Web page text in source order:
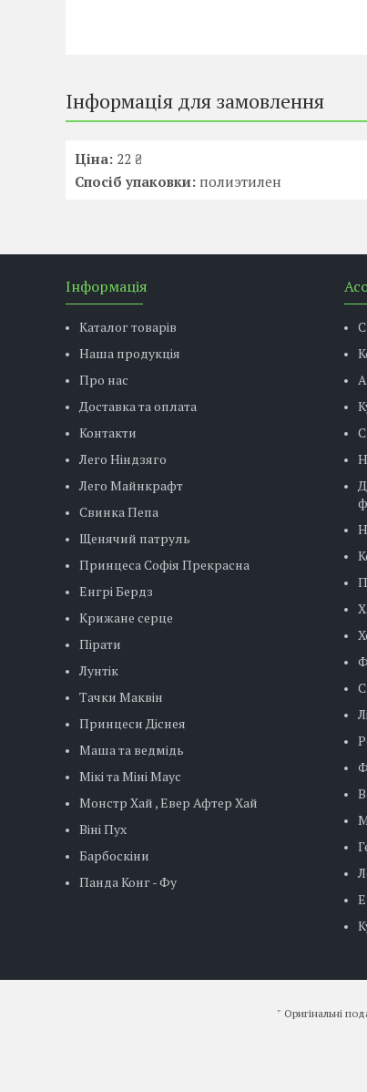
Інформація для замовлення
Ціна: 22 ₴
Спосіб упаковки: полиэтилен
Інформація
Каталог товарів
Наша продукція
Про нас
Доставка та оплата
Контакти
Лего Ніндзяго
Лего Майнкрафт
Свинка Пепа
Щенячий патруль
Принцеса Софія Прекрасна
Енгрі Бердз
Крижане серце
Пірати
Лунтік
Тачки Маквін
Принцеси Діснея
Маша та ведмідь
Мікі та Міні Маус
Монстр Хай , Евер Афтер Хай
Віні Пух
Барбоскіни
Панда Конг - Фу